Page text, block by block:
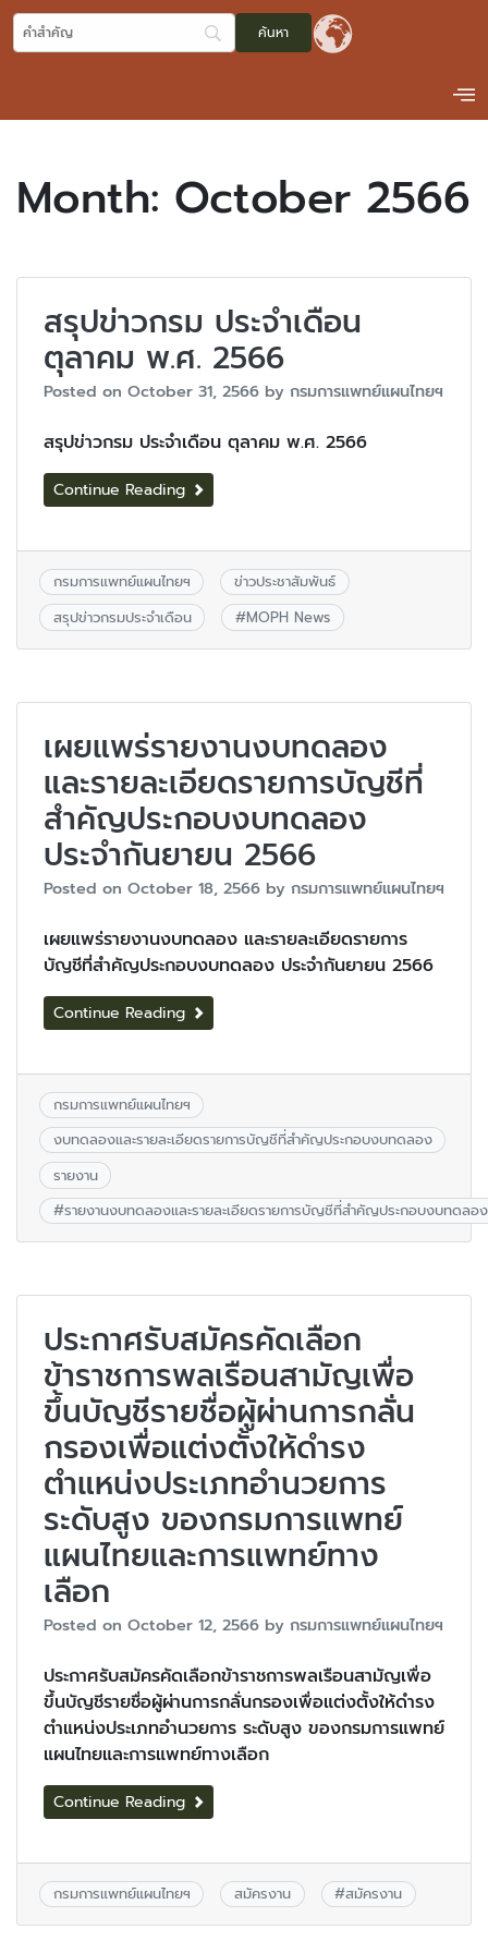
Month: October 2566
สรุปข่าวกรม ประจำเดือน
ตุลาคม พ.ศ. 2566
Posted on October 31, 2566 by กรมการแพทย์แผนไทยฯ
สรุปข่าวกรม ประจำเดือน ตุลาคม พ.ศ. 2566
Continue Reading
กรมการแพทย์แผนไทยฯ
ข่าวประชาสัมพันธ์
สรุปข่าวกรมประจำเดือน
#MOPH News
เผยแพร่รายงานงบทดลอง
และรายละเอียดรายการบัญชีที่
สำคัญประกอบงบทดลอง
ประจำกันยายน 2566
Posted on October 18, 2566 by กรมการแพทย์แผนไทยฯ
เผยแพร่รายงานงบทดลอง และรายละเอียดรายการ
บัญชีที่สำคัญประกอบงบทดลอง ประจำกันยายน 2566
Continue Reading
กรมการแพทย์แผนไทยฯ
งบทดลองและรายละเอียดรายการบัญชีที่สำคัญประกอบงบทดลอง
รายงาน
#รายงานงบทดลองและรายละเอียดรายการบัญชีที่สำคัญประกอบงบทดลอง
ประกาศรับสมัครคัดเลือก
ข้าราชการพลเรือนสามัญเพื่อ
ขึ้นบัญชีรายชื่อผู้ผ่านการกลั่น
กรองเพื่อแต่งตั้งให้ดำรง
ตำแหน่งประเภทอำนวยการ
ระดับสูง ของกรมการแพทย์
แผนไทยและการแพทย์ทาง
เลือก
Posted on October 12, 2566 by กรมการแพทย์แผนไทยฯ
ประกาศรับสมัครคัดเลือกข้าราชการพลเรือนสามัญเพื่อ
ขึ้นบัญชีรายชื่อผู้ผ่านการกลั่นกรองเพื่อแต่งตั้งให้ดำรง
ตำแหน่งประเภทอำนวยการ ระดับสูง ของกรมการแพทย์
แผนไทยและการแพทย์ทางเลือก
Continue Reading
กรมการแพทย์แผนไทยฯ สมัครงาน #สมัครงาน